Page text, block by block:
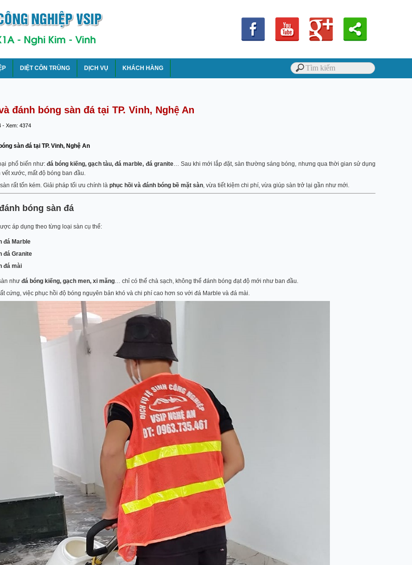
DIỆT CÔN TRÙNG DỊCH VỤ KHÁCH HÀNG
đánh bóng sàn đá tại TP. Vinh, Nghệ An
- Xem: 4374
sàn đá tại TP. Vinh, Nghệ An
phổ biến như: đá bóng kiếng, gạch tàu, đá marble, đá granite… Sau khi mới lắp đặt, sàn thường sáng bóng, nhưng qua thời gian sử dụng
xước, mất độ bóng ban đầu.
rất tốn kém. Giải pháp tối ưu chính là phục hồi và đánh bóng bề mặt sàn, vừa tiết kiệm chi phí, vừa giúp sàn trở lại gần như mới.
bóng sàn đá
áp dụng theo từng loại sàn cụ thể:
đá Marble
đá Granite
đá mài
như đá bóng kiếng, gạch men, xi măng… chỉ có thể chà sạch, không thể đánh bóng đạt độ mới như ban đầu.
cứng, việc phục hồi độ bóng nguyên bản khó và chi phí cao hơn so với đá Marble và đá mài.